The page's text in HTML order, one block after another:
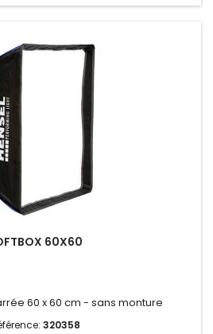
60X60
60 x 60 cm - sans monture
320358